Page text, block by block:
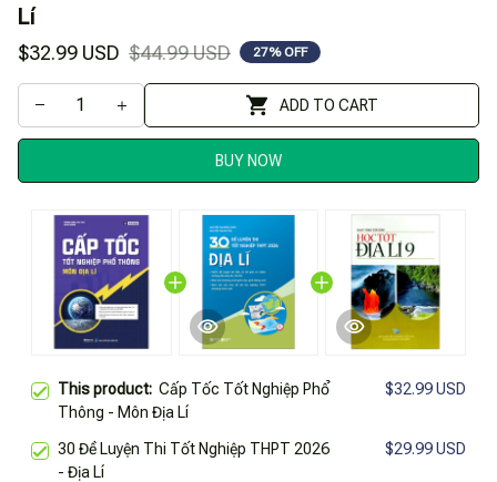
Lí
$32.99 USD $44.99 USD 27% OFF
ADD TO CART
BUY NOW
This product: Cấp Tốc Tốt Nghiệp Phổ
Thông - Môn Địa Lí
$32.99 USD
30 Đề Luyện Thi Tốt Nghiệp THPT 2026
- Địa Lí
$29.99 USD